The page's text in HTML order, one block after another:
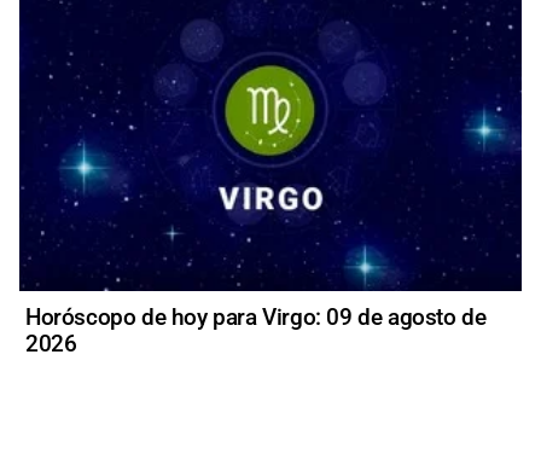
Horóscopo de hoy para Virgo: 09 de agosto de
2026